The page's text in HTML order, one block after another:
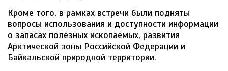
Кроме того, в рамках встречи были подняты
вопросы использования и доступности информации
о запасах полезных ископаемых, развития
Арктической зоны Российской Федерации и
Байкальской природной территории.